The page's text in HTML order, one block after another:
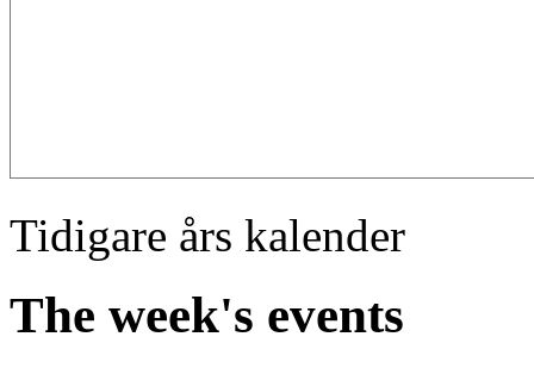
Tidigare års kalender
The week's events